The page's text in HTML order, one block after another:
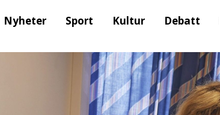
Nyheter Sport Kultur Debatt